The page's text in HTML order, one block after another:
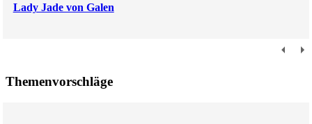
Lady Jade von Galen
Themenvorschläge